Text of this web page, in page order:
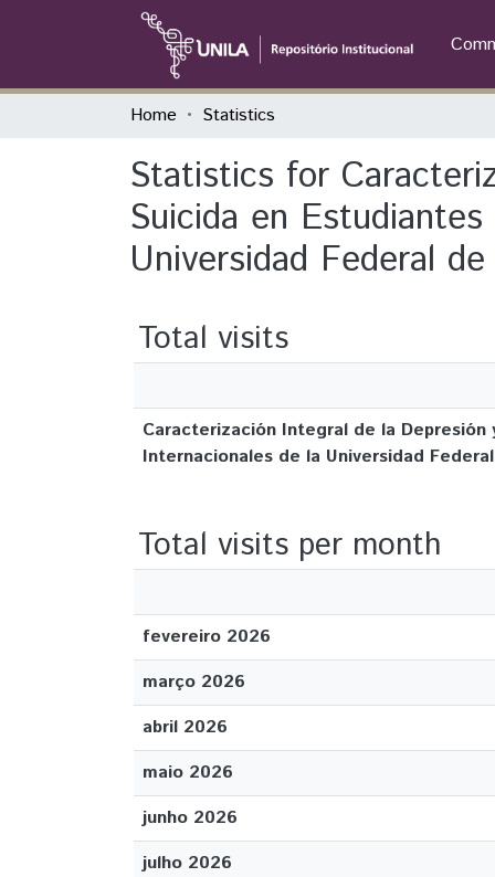
Home Statistics
Statistics for
Suicida en
Universidad Federal
Total visits
Caracterización Integral de la
Internacionales de la Universidad
Total visits per month
fevereiro 2026
março 2026
abril 2026
maio 2026
junho 2026
julho 2026